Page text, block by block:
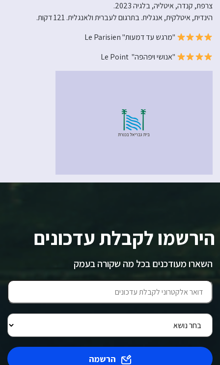
צרפת, קנדה, איטליה, בלגיה 2023.
הינדית, איטלקית, אנגלית. בתרגום לעברית ולאנגלית. 121 דקות.
"מרגש עד דמעות" Le Parisien
"אנושי ויפהפה" Le Point
הירשמו לקבלת עדכונים
השארו מעודכנים בכל מה שקורה בעמק
הרשמה